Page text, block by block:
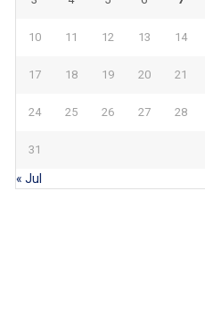
10 11 12 13 14
17 18 19 20 21
24 25 26 27 28
31
« Jul